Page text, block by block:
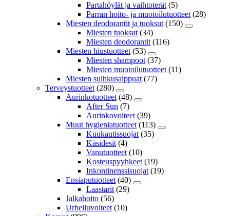
Partahöylät ja vaihtoterät (5)
Parran hoito- ja muotoilutuotteet (28)
Miesten deodorantit ja tuoksut (150)
Miesten tuoksut (34)
Miesten deodorantit (116)
Miesten hiustuotteet (53)
Miesten shampoot (37)
Miesten muotoilutuotteet (11)
Miesten suihkusaippuat (77)
Terveystuotteet (280)
Aurinkotuotteet (48)
After Sun (7)
Aurinkovoiteet (39)
Muut hygieniatuotteet (113)
Kuukautissuojat (35)
Käsidesit (4)
Vanutuotteet (10)
Kosteuspyyhkeet (19)
Inkontinenssisuojat (19)
Ensiaputuotteet (40)
Laastarit (29)
Jalkahoito (56)
Urheiluvoiteet (10)